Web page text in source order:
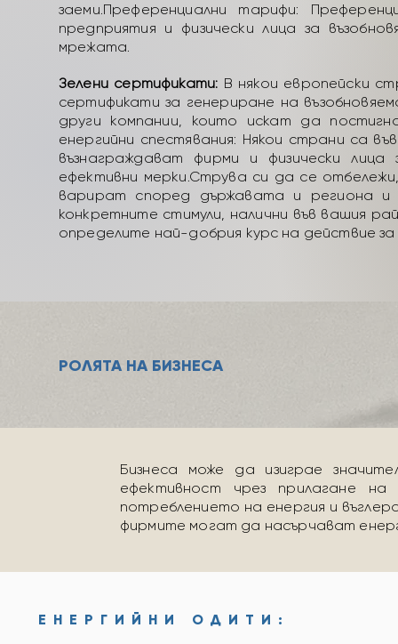
заеми.Преференциални тарифи:
предприятия и физически лица за
мрежата.
Зелени сертификати: В някои европейски
сертификати за генериране на
други компании, които искат да
енергийни спестявания: Някои страни са
възнаграждават фирми и физически
ефективни мерки.Струва си да се
варират според държавата и региона
конкретните стимули, налични във вашия
определите най-добрия курс на действие
РОЛЯТА НА БИЗНЕСА
Бизнеса може да изиграе
ефективност чрез прилагане
потреблението на енергия и
фирмите могат да насърчават
ЕНЕРГИЙНИ ОДИТИ: